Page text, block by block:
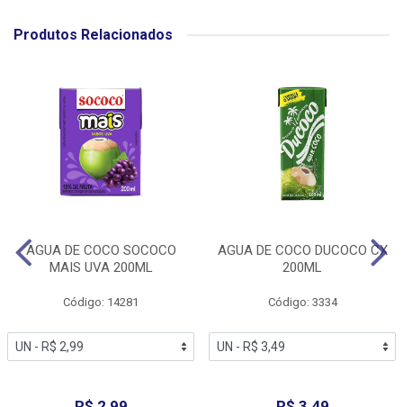
Produtos Relacionados
AGUA DE COCO SOCOCO
MAIS UVA 200ML
Código: 14281
AGUA DE COCO DUCOCO CX
200ML
Código: 3334